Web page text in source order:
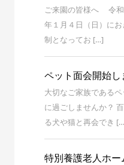
ご来園の皆様へ 令和
年１月４日（日）に
制となってお […]
ペット面会開始し
大切なご家族である
に過ごしませんか？
る犬や猫と再会でき
特別養護老人ホ